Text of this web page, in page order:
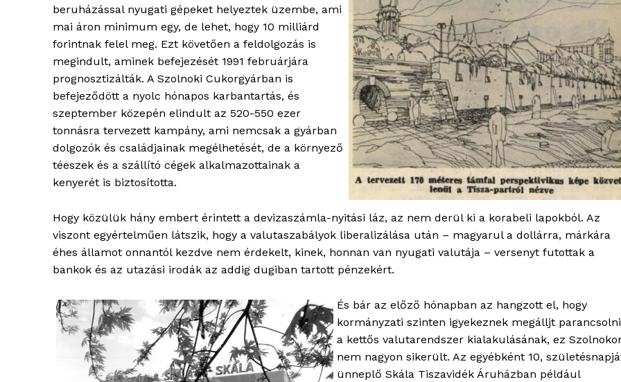
beruházással nyugati gépeket helyeztek üzembe, ami
mai áron minimum egy, de lehet, hogy 10 milliárd
forintnak felel meg. Ezt követően a feldolgozás is
megindult, aminek befejezését 1991 februárjára
prognosztizálták. A Szolnoki Cukorgyárban is
befejeződött a nyolc hónapos karbantartás, és
szeptember közepén elindult az 520-550 ezer
tonnásra tervezett kampány, ami nemcsak a gyárban
dolgozók és családjainak megélhetését, de a környező
téeszek és a szállító cégek alkalmazottainak a
kenyerét is biztosította.
Hogy közülük hány embert érintett a devizaszámla-nyitási láz, az nem derül ki a korabeli lapokból. Az
viszont egyértelműen látszik, hogy a valutaszabályok liberalizálása után – magyarul a dollárra, márkára
éhes államot onnantól kezdve nem érdekelt, kinek, honnan van nyugati valutája – versenyt futottak a
bankok és az utazási irodák az addig dugiban tartott pénzekért.
És bár az előző hónapban az hangzott el, hogy
kormányzati szinten igyekeznek megálljt parancsolni
a kettős valutarendszer kialakulásának, ez
nem nagyon sikerült. Az egyébként 10,
ünneplő Skála Tiszavidék Áruházban például